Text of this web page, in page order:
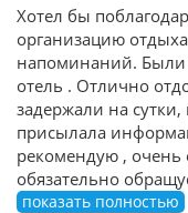
Хотел бы
организацию
напоминаний. Были
отель . Отлично
задержали на
присылала
рекомендую , очень
обязательно
показать полностью